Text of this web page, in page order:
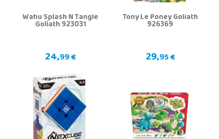
Wahu Splash N Tangle
Goliath 923031
24,99 €
Tony Le Poney Goliath
926369
29,95 €